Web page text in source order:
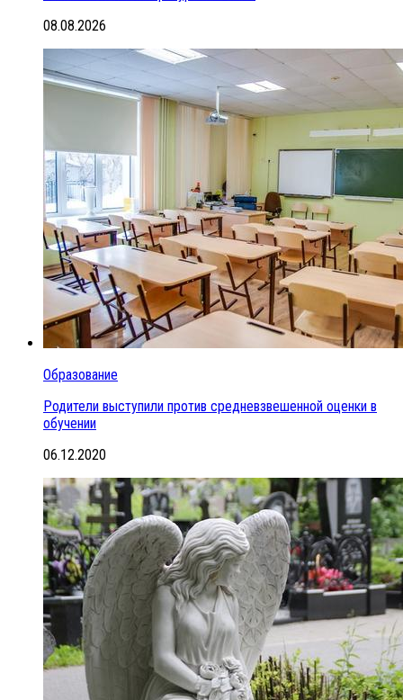
08.08.2026
Образование
Родители выступили против средневзвешенной оценки в
обучении
06.12.2020